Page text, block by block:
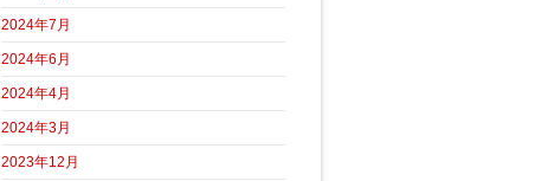
2024年7月
2024年6月
2024年4月
2024年3月
2023年12月